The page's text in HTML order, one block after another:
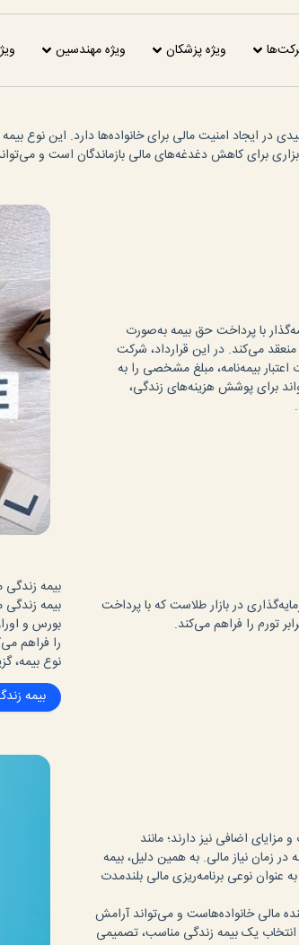
ویژه پزشکان ویژه مهندسین
در ایجاد امنیت مالی برای خانواده‌ها دارد. این نوع
برای کاهش دغدغه‌های مالی بازماندگان است و
با پرداخت حق بیمه به‌صورت
منعقد می‌کند. در این قرارداد، شرکت
بیمه‌نامه، مبلغ مشخصی را به
برای پوشش هزینه‌های زندگی،
در بازار طلاست که با پرداخت
تورم را فراهم می‌کند.
بیمه زندگی
بیمه زندگی
بورس و
را فراهم
نوع بیمه،
بیمه
اضافی نیز دارند؛ مانند
در زمان نیاز مالی. به همین دلیل، بیمه
عنوان نوعی برنامه‌ریزی مالی بلندمدت
مالی خانواده‌هاست و می‌تواند آرامش
انتخاب یک بیمه زندگی مناسب، تصمیمی